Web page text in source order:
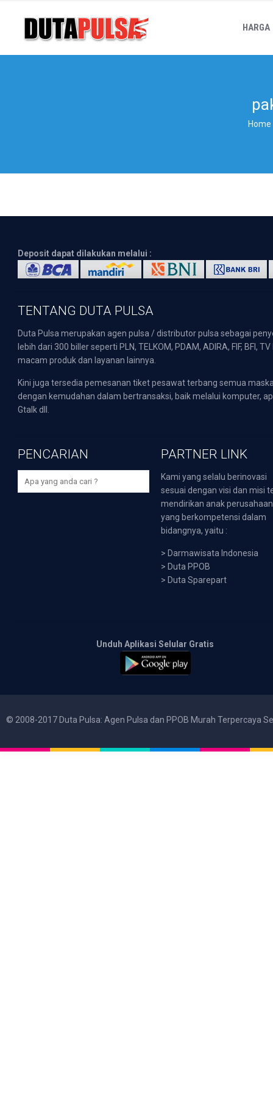
HARGA
Home
Deposit dapat dilakukan melalui :
TENTANG DUTA PULSA
Duta Pulsa merupakan agen pulsa / distributor pulsa sebagai
lebih dari 300 biller seperti PLN, TELKOM, PDAM, ADIRA, FIF,
macam produk dan layanan lainnya.
Kini juga tersedia pemesanan tiket pesawat terbang semua
dengan kemudahan dalam bertransaksi, baik melalui komputer,
Gtalk dll.
PENCARIAN PARTNER LINK
Kami yang selalu berinovasi
sesuai dengan visi dan misi
mendirikan anak perusahaan
yang berkompetensi dalam
bidangnya, yaitu :
> Darmawisata Indonesia
> Duta PPOB
> Duta Sparepart
Unduh Aplikasi Selular Gratis
© 2008-2017 Duta Pulsa: Agen Pulsa dan PPOB Murah Terpercaya